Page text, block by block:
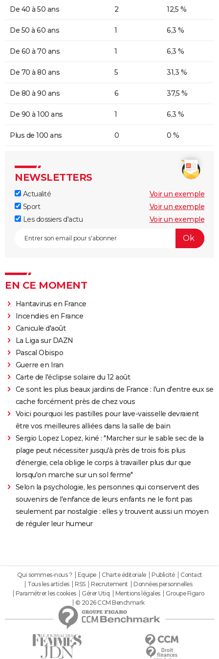
De 40 à 50 ans 2 12,5 %
De 50 à 60 ans 1 6,3 %
De 60 à 70 ans 1 6,3 %
De 70 à 80 ans 5 31,3 %
De 80 à 90 ans 6 37,5 %
De 90 à 100 ans 1 6,3 %
Plus de 100 ans 0 0 %
NEWSLETTERS
Actualité
Voir un exemple
Sport
Voir un exemple
Les dossiers d'actu
Voir un exemple
EN CE MOMENT
Hantavirus en France
Incendies en France
Canicule d'août
La Liga sur DAZN
Pascal Obispo
Guerre en Iran
Carte de l'éclipse solaire du 12 août
Ce sont les plus beaux jardins de France : l'un d'entre eux se
cache forcément près de chez vous
Voici pourquoi les pastilles pour lave-vaisselle devraient
être vos meilleures alliées dans la salle de bain
Sergio Lopez Lopez, kiné : "Marcher sur le sable sec de la
plage peut nécessiter jusqu'à près de trois fois plus
d'énergie, cela oblige le corps à travailler plus dur que
lorsqu'on marche sur un sol ferme"
Selon la psychologie, les personnes qui conservent des
souvenirs de l'enfance de leurs enfants ne le font pas
seulement par nostalgie : elles y trouvent aussi un moyen
de réguler leur humeur
Qui sommes-nous ? Equipe Charte éditoriale Publicité
Contact
Tous les articles
RSS Recrutement
Données personnelles
Paramétrer les cookies
Gérer Utiq Mentions légales
Groupe Figaro
© 2026 CCM Benchmark